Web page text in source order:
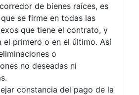
de bienes raíces, es
se firme en todas las
que tiene el contrato, y
el primero o en el último. Así
o
no deseadas ni
constancia del pago de la